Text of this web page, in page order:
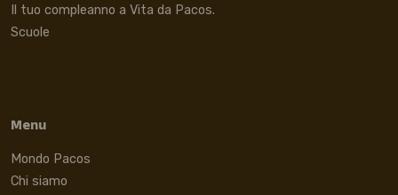
Il tuo compleanno a Vita da Pacos.
Scuole
Menu
Mondo Pacos
Chi siamo